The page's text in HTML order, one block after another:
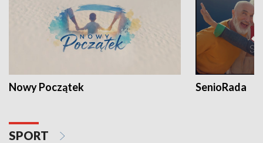
Nowy Początek SenioRada
SPORT